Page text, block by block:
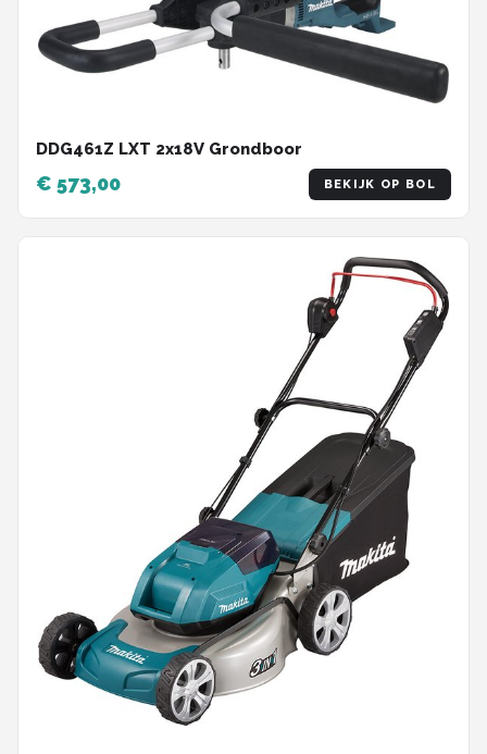
DDG461Z LXT 2x18V Grondboor
€ 573,00 BEKIJK OP BOL